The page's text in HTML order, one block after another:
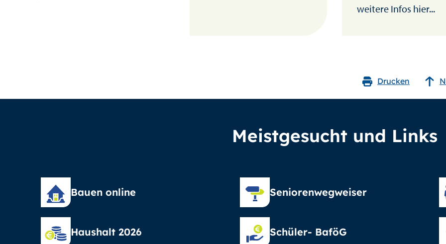
weitere Infos hier...
Drucken
Meistgesucht und Links
Bauen online Seniorenwegweiser
Haushalt 2026 Schüler- BaföG